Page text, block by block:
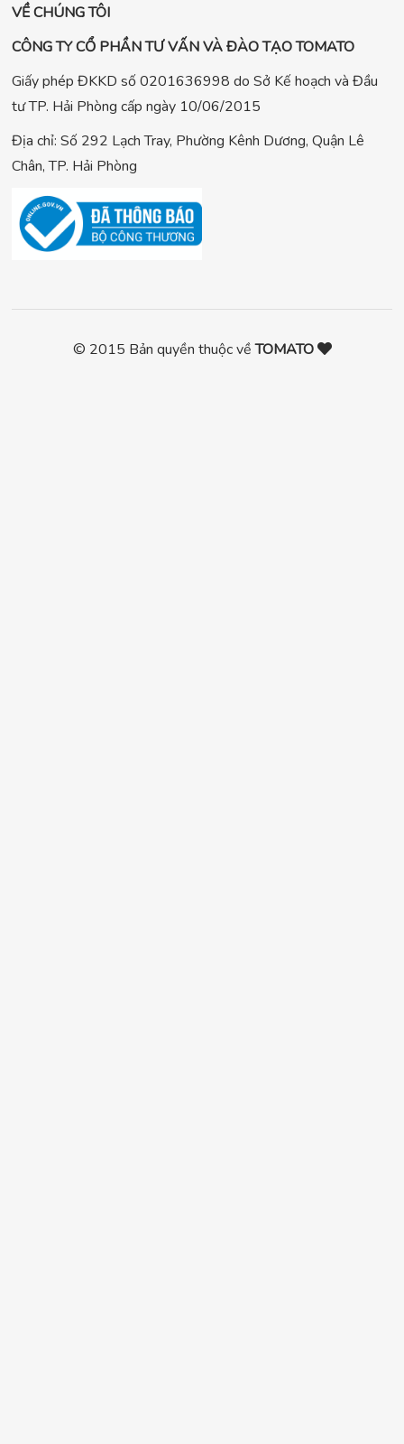
VỀ CHÚNG TÔI
CÔNG TY CỔ PHẦN TƯ VẤN VÀ ĐÀO TẠO TOMATO
Giấy phép ĐKKD số 0201636998 do Sở Kế hoạch và Đầu
tư TP. Hải Phòng cấp ngày 10/06/2015
Địa chỉ: Số 292 Lạch Tray, Phường Kênh Dương, Quận Lê
Chân, TP. Hải Phòng
© 2015 Bản quyền thuộc vềTOMATO